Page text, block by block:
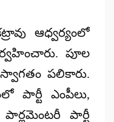
ఆధ్వర్యంలో
పూల
పలికారు.
పార్టీ ఎంపీలు,
పార్టీ